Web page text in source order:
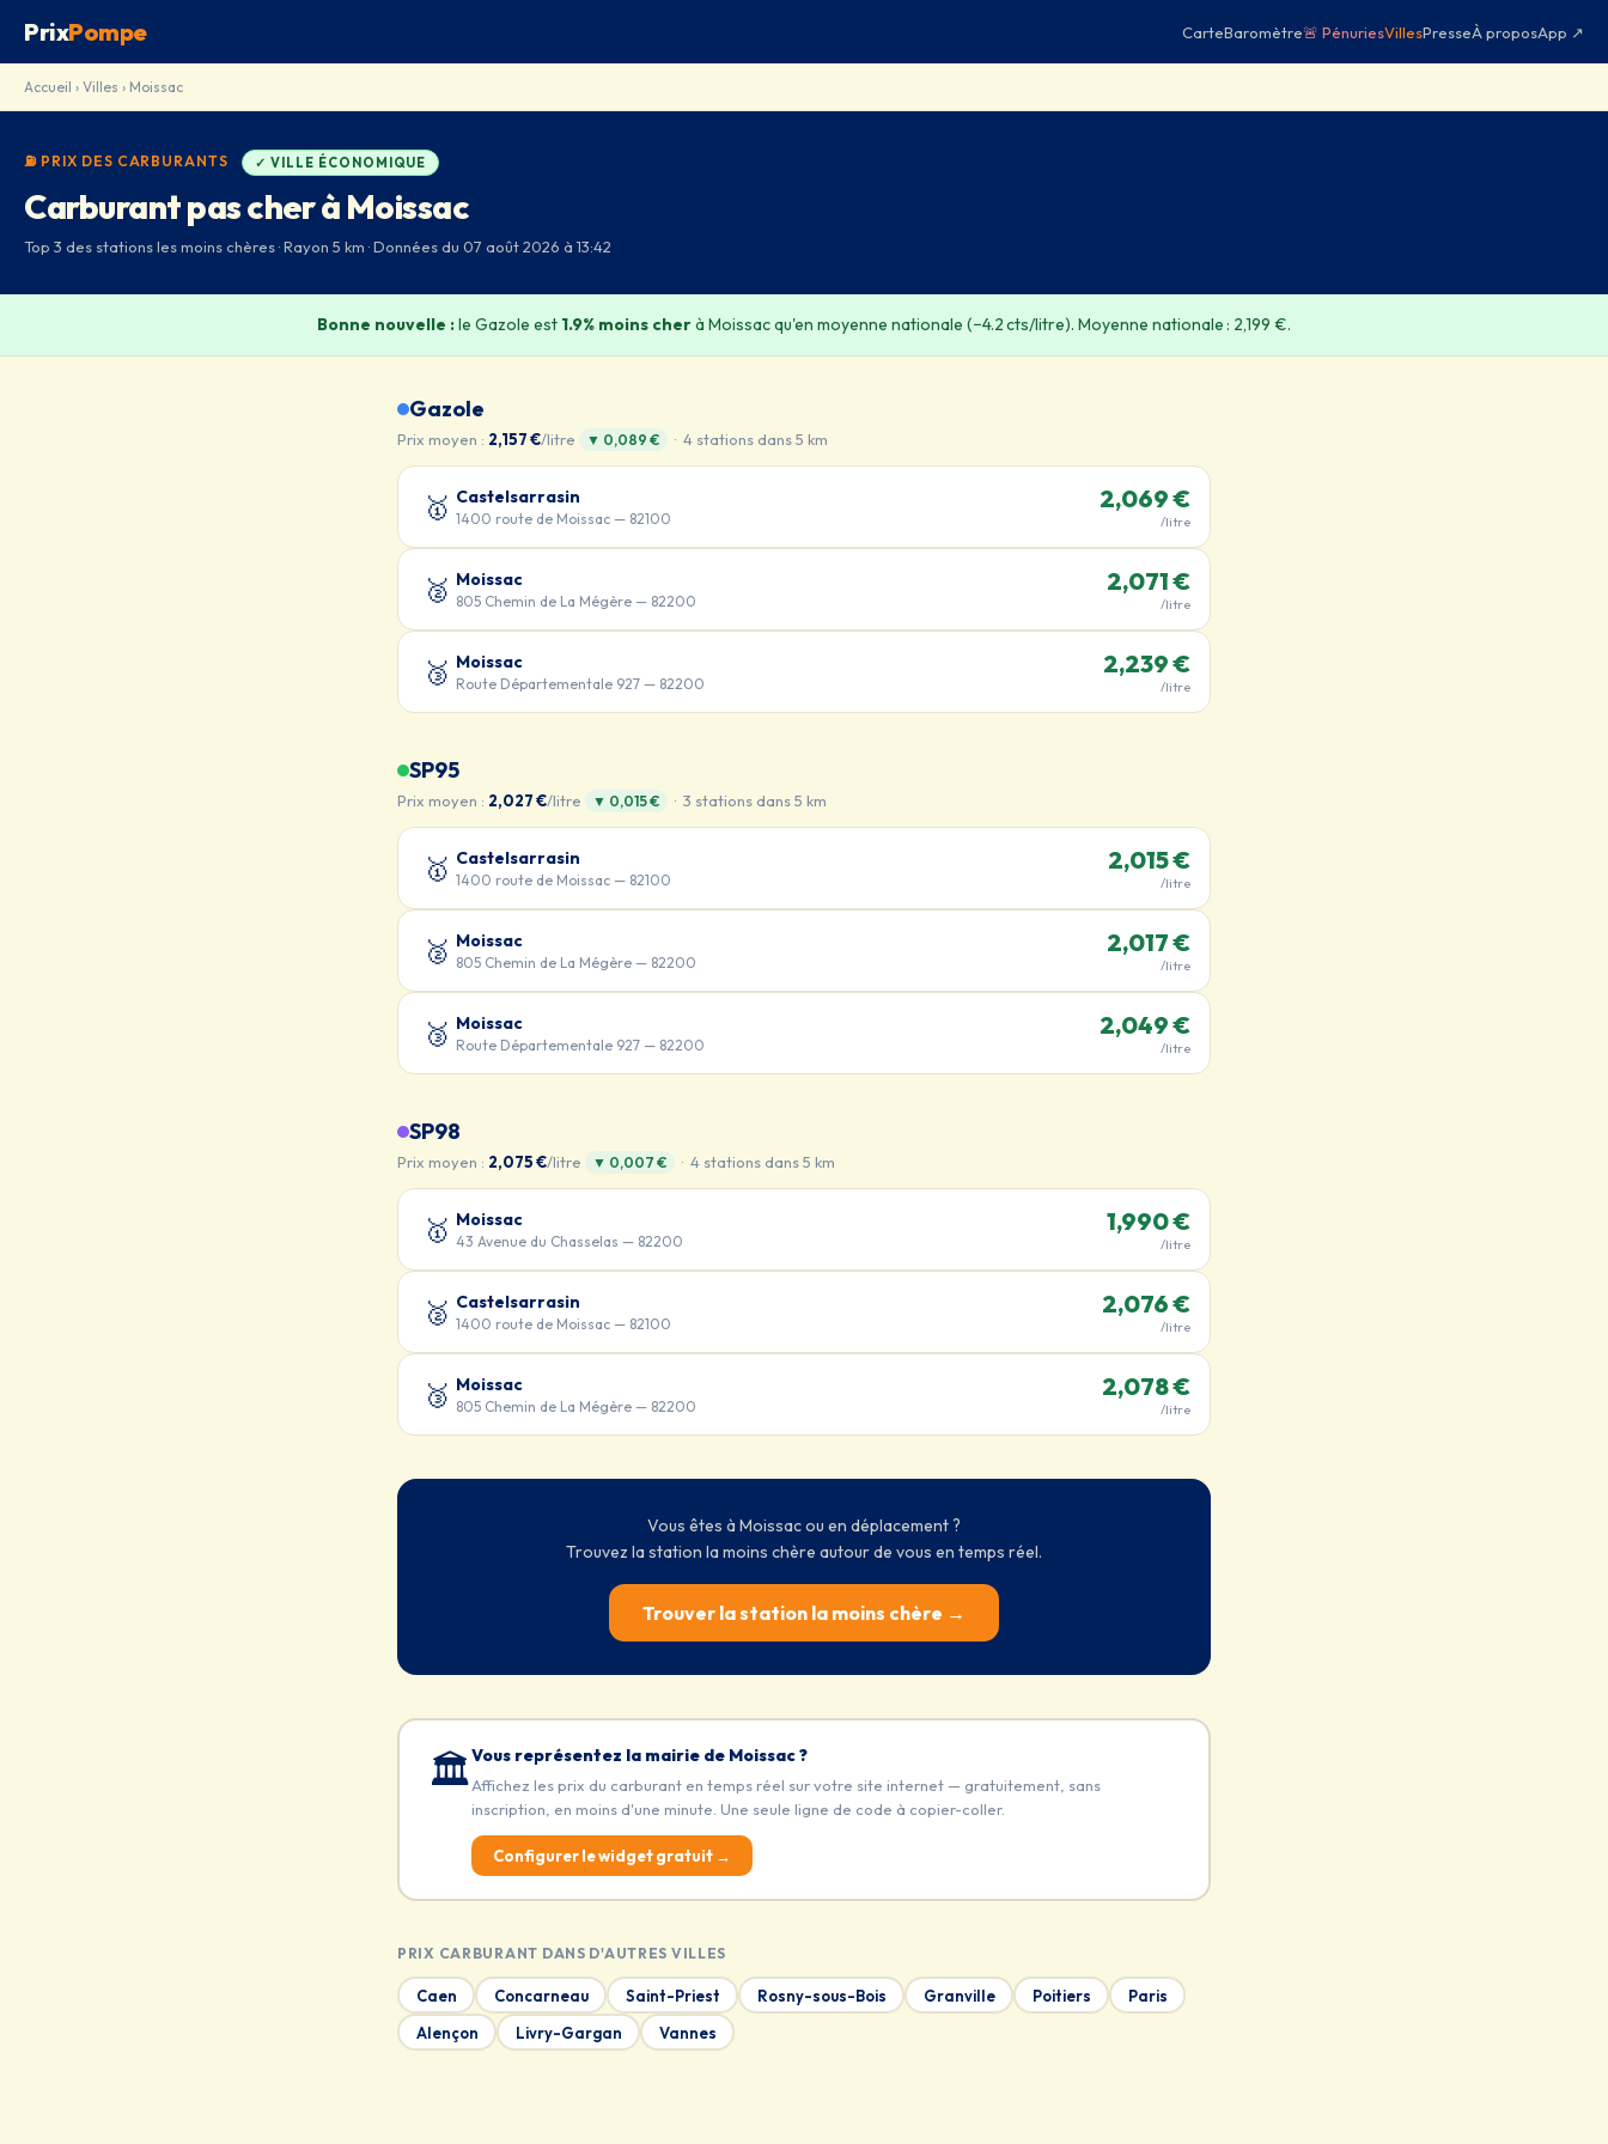
PrixPompe CarteBaromètre🚨 PénuriesVillesPresseÀ proposApp ↗
Accueil › Villes › Moissac
⛽ PRIX DES CARBURANTS ✓ VILLE ÉCONOMIQUE
Carburant pas cher à Moissac
Top 3 des stations les moins chères · Rayon 5 km · Données du 07 août 2026 à 13:42
Bonne nouvelle :le Gazole est 1.9% moins cherà Moissac qu'en moyenne nationale (−4.2 cts/litre). Moyenne nationale : 2,199 €.
Gazole
Prix moyen : 2,157 €/litre ▼ 0,089 € · 4 stations dans 5 km
🥇 Castelsarrasin
1400 route de Moissac — 82100
2,069 €
/litre
🥈 Moissac
805 Chemin de La Mégère — 82200
2,071 €
/litre
🥉 Moissac
Route Départementale 927 — 82200
2,239 €
/litre
SP95
Prix moyen : 2,027 €/litre ▼ 0,015 € · 3 stations dans 5 km
🥇 Castelsarrasin
1400 route de Moissac — 82100
2,015 €
/litre
🥈 Moissac
805 Chemin de La Mégère — 82200
2,017 €
/litre
🥉 Moissac
Route Départementale 927 — 82200
2,049 €
/litre
SP98
Prix moyen : 2,075 €/litre ▼ 0,007 € · 4 stations dans 5 km
🥇 Moissac
43 Avenue du Chasselas — 82200
1,990 €
/litre
🥈 Castelsarrasin
1400 route de Moissac — 82100
2,076 €
/litre
🥉 Moissac
805 Chemin de La Mégère — 82200
2,078 €
/litre
Vous êtes à Moissac ou en déplacement ?
Trouvez la station la moins chère autour de vous en temps réel.
Trouver la station la moins chère →
🏛️Vous représentez la mairie de Moissac ?
Affichez les prix du carburant en temps réel sur votre site internet — gratuitement, sans
inscription, en moins d'une minute. Une seule ligne de code à copier-coller.
Configurer le widget gratuit →
PRIX CARBURANT DANS D'AUTRES VILLES
Caen Concarneau Saint-Priest Rosny-sous-Bois Granville Poitiers
Paris
Alençon
Livry-Gargan Vannes